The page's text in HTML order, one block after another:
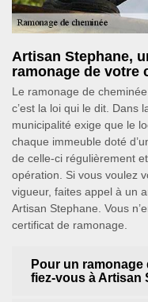
Artisan Stephane,
ramonage de votre
Le ramonage de
c’est la loi qui le dit. Dans
municipalité exige que le
chaque immeuble doté
de celle-ci régulièrement
opération. Si vous voulez
vigueur, faites appel à un
Artisan Stephane. Vous
certificat de ramonage.
Pour un ramonage
fiez-vous à Artisan